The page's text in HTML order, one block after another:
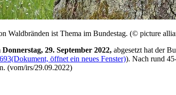
Waldbränden ist Thema im Bundestag. (© picture
Donnerstag, 29. September 2022, abgesetzt hat der
(Dokument, öffnet ein neues Fenster)). Nach rund
(vom/irs/29.09.2022)